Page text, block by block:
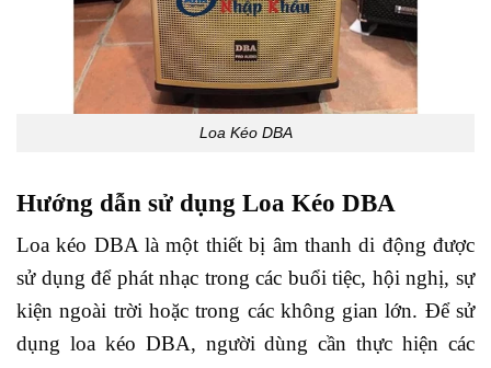
Loa Kéo DBA
Hướng dẫn sử dụng Loa Kéo DBA
Loa kéo DBA là một thiết bị âm thanh di động được
sử dụng để phát nhạc trong các buổi tiệc, hội nghị, sự
kiện ngoài trời hoặc trong các không gian lớn. Để sử
dụng loa kéo DBA, người dùng cần thực hiện các